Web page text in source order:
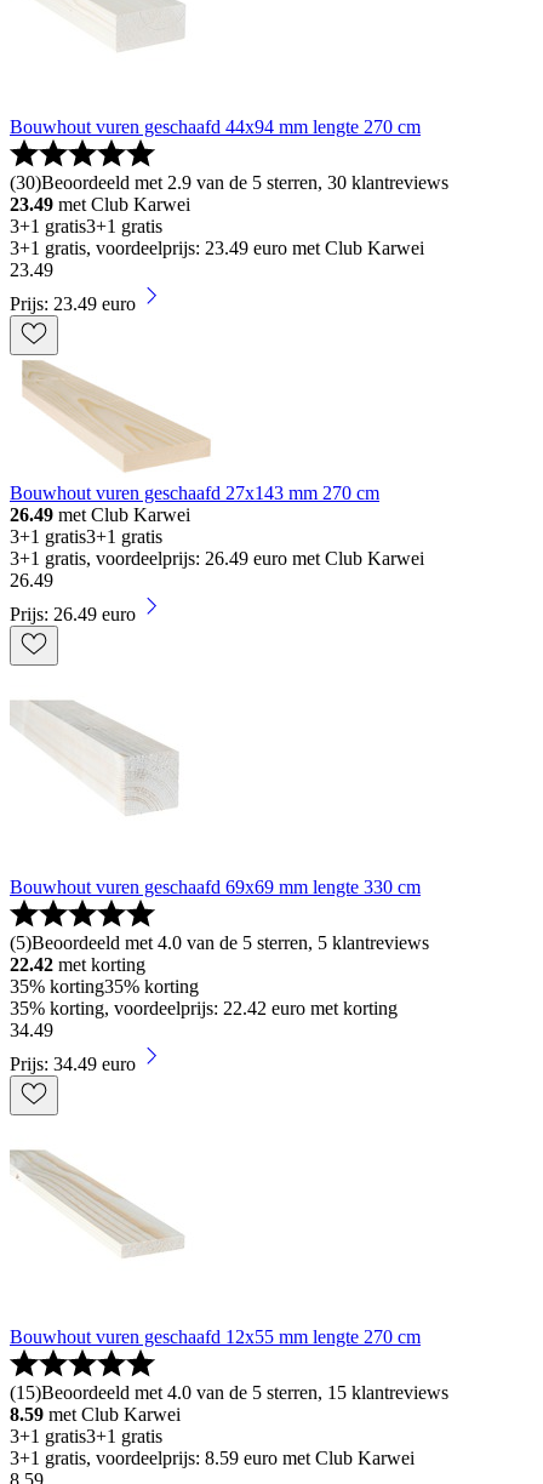
Bouwhout vuren geschaafd 44x94 mm lengte 270 cm
(30)Beoordeeld met 2.9 van de 5 sterren, 30 klantreviews
23.49 met Club Karwei
3+1 gratis3+1 gratis
3+1 gratis, voordeelprijs: 23.49 euro met Club Karwei
23.49
Prijs: 23.49 euro
Bouwhout vuren geschaafd 27x143 mm 270 cm
26.49 met Club Karwei
3+1 gratis3+1 gratis
3+1 gratis, voordeelprijs: 26.49 euro met Club Karwei
26.49
Prijs: 26.49 euro
Bouwhout vuren geschaafd 69x69 mm lengte 330 cm
(5)Beoordeeld met 4.0 van de 5 sterren, 5 klantreviews
22.42 met korting
35% korting35% korting
35% korting, voordeelprijs: 22.42 euro met korting
34.49
Prijs: 34.49 euro
Bouwhout vuren geschaafd 12x55 mm lengte 270 cm
(15)Beoordeeld met 4.0 van de 5 sterren, 15 klantreviews
8.59 met Club Karwei
3+1 gratis3+1 gratis
3+1 gratis, voordeelprijs: 8.59 euro met Club Karwei